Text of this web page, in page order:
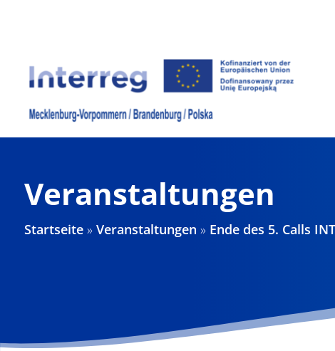
Veranstaltungen
Startseite »Veranstaltungen » Ende des 5. Calls